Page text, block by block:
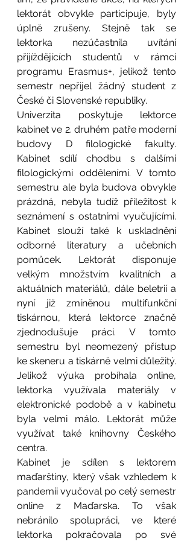
lektorát obvykle participuje, byly
úplně zrušeny. Stejně tak se
lektorka nezúčastnila uvítání
přijíždějících studentů v rámci
programu Erasmus+, jelikož tento
semestr nepřijel žádný student z
České či Slovenské republiky.
Univerzita poskytuje lektorce
kabinet ve 2. druhém patře moderní
budovy D filologické fakulty.
Kabinet sdílí chodbu s dalšími
filologickými odděleními. V tomto
semestru ale byla budova obvykle
prázdná, nebyla tudíž příležitost k
seznámení s ostatními vyučujícími.
Kabinet slouží také k uskladnění
odborné literatury a učebních
pomůcek. Lektorát disponuje
velkým množstvím kvalitních a
aktuálních materiálů, dále beletrií a
nyní již zmíněnou multifunkční
tiskárnou, která lektorce značně
zjednodušuje práci. V tomto
semestru byl neomezený přístup
ke skeneru a tiskárně velmi důležitý.
Jelikož výuka probíhala online,
lektorka využívala materiály v
elektronické podobě a v kabinetu
byla velmi málo. Lektorát může
využívat také knihovny Českého
centra.
Kabinet je sdílen s lektorem
maďarštiny, který však vzhledem k
pandemii vyučoval po celý semestr
online z Maďarska. To však
nebránilo spolupráci, ve které
lektorka pokračovala po své